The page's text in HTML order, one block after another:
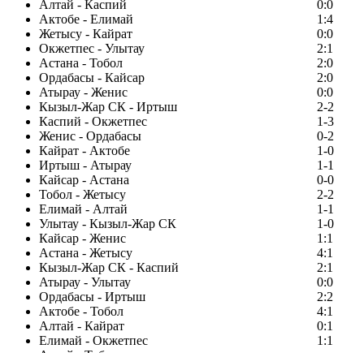
Алтай - Каспий
0:0
Актобе - Елимай
1:4
Жетысу - Кайрат
0:0
Окжетпес - Улытау
2:1
Астана - Тобол
2:0
Ордабасы - Кайсар
2:0
Атырау - Женис
0:0
Кызыл-Жар СК - Иртыш
2-2
Каспий - Окжетпес
1-3
Женис - Ордабасы
0-2
Кайрат - Актобе
1-0
Иртыш - Атырау
1-1
Кайсар - Астана
0-0
Тобол - Жетысу
2-2
Елимай - Алтай
1-1
Улытау - Кызыл-Жар СК
1-0
Кайсар - Женис
1:1
Астана - Жетысу
4:1
Кызыл-Жар СК - Каспий
2:1
Атырау - Улытау
0:0
Ордабасы - Иртыш
2:2
Актобе - Тобол
4:1
Алтай - Кайрат
0:1
Елимай - Окжетпес
1:1